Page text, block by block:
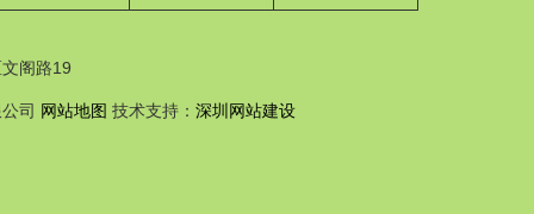
阁路19
司 网站地图 技术支持： 深圳网站建设